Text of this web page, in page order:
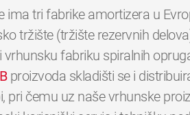
ima tri fabrike amortizera u
tržište (tržište rezervnih
vrhunsku fabriku spiralnih
proizvoda skladišti se i
pri čemu uz naše vrhunske
0 000